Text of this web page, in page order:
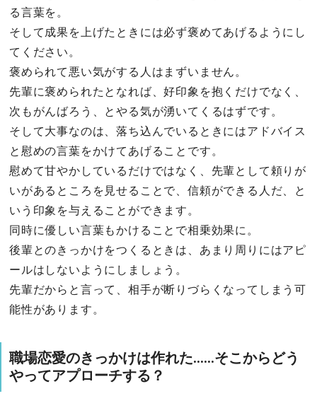
る言葉を。
そして成果を上げたときには必ず褒めてあげるようにし
てください。
褒められて悪い気がする人はまずいません。
先輩に褒められたとなれば、好印象を抱くだけでなく、
次もがんばろう、とやる気が湧いてくるはずです。
そして大事なのは、落ち込んでいるときにはアドバイス
と慰めの言葉をかけてあげることです。
慰めて甘やかしているだけではなく、先輩として頼りが
いがあるところを見せることで、信頼ができる人だ、と
いう印象を与えることができます。
同時に優しい言葉もかけることで相乗効果に。
後輩とのきっかけをつくるときは、あまり周りにはアピ
ールはしないようにしましょう。
先輩だからと言って、相手が断りづらくなってしまう可
能性があります。
職場恋愛のきっかけは作れた……そこからどう
やってアプローチする？